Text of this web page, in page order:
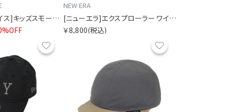
[ザ・ノース・フェイス]キッズスモールロゴキャップ
NEW ERA
[ニューエラ]エクスプローラー ワイドブリム ドットエアー SORA別注 ブラック
￥8,800(税込)